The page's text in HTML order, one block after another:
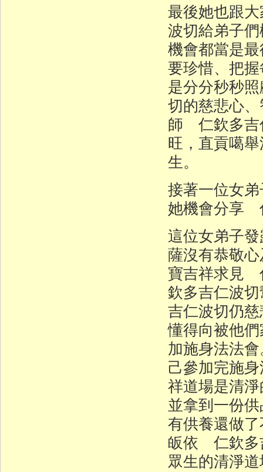
最後她也跟
波切給弟子
機會都當是
要珍惜、把
是分分秒秒
切的慈悲心
師 仁欽多吉
旺，直貢噶
生。
接著一位女
她機會分享
這位女弟子
薩沒有恭敬
寶吉祥求見
欽多吉仁波
吉仁波切仍
懂得向被他
加施身法法
己參加完施
祥道場是清
並拿到一份
有供養還做
皈依 仁欽多
眾生的清淨